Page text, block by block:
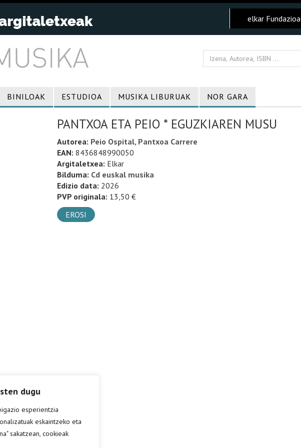
dugu
esperientzia
eskaintzeko eta
sakatzean, cookieak
elkar Fundazioa
BINILOAK ESTUDIOA MUSIKA LIBURUAK NOR GARA
PANTXOA ETA PEIO * EGUZKIAREN MUSU
Autorea: Peio Ospital, Pantxoa Carrere
EAN: 8436848990050
Argitaletxea: Elkar
Bilduma: Cd euskal musika
Edizio data: 2026
PVP originala: 13,50 €
EROSI